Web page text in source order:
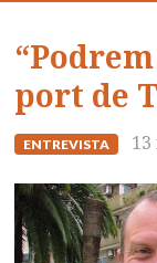
port de
ENTREVISTA